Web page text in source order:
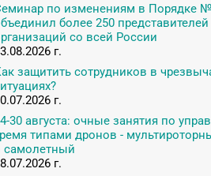
по изменениям в Порядке
более 250 представителей
со всей России
г.
защитить сотрудников в
г.
30 августа: очные занятия по
типами дронов -
самолетный
г.